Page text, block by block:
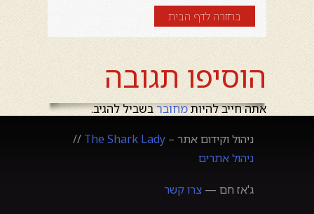
בחזרה לדף הבית
הוסיפו תגובה
אתה חייב להיותמחוברבשביל להגיב.
ניהול וקידום אתר – The Shark Lady
//
ניהול אתרים
ג'אז חם — צרו קשר